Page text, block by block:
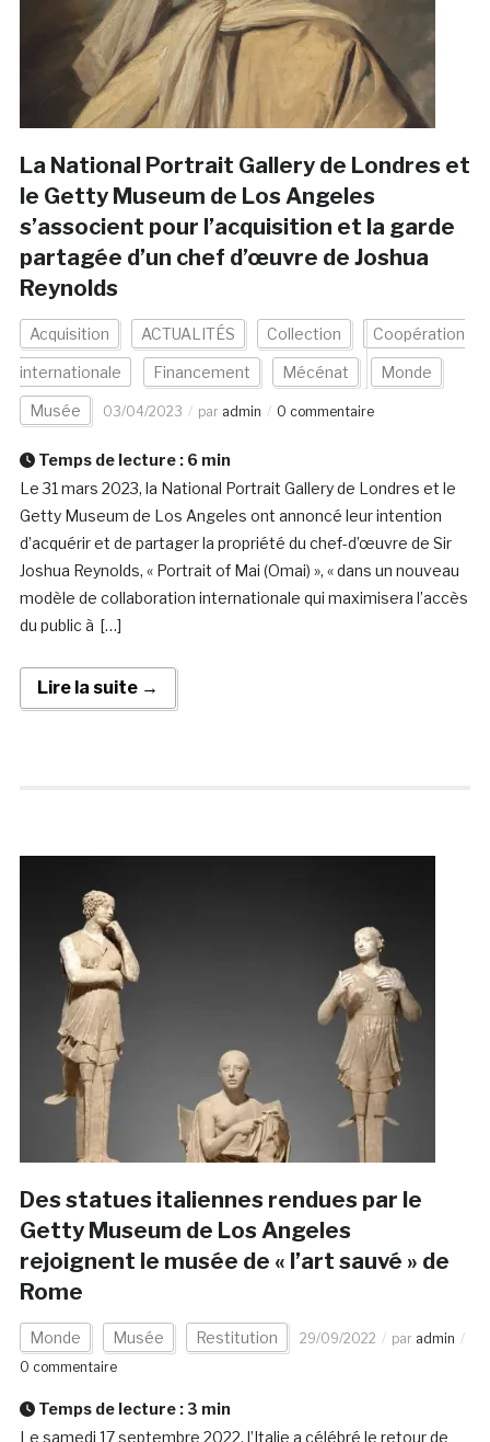
La National Portrait Gallery de Londres et
le Getty Museum de Los Angeles
s’associent pour l’acquisition et la garde
partagée d’un chef d’œuvre de Joshua
Reynolds
Acquisition ACTUALITÉS Collection Coopération
internationale Financement Mécénat Monde
Musée 03/04/2023 par admin 0 commentaire
Temps de lecture : 6 min
Le 31 mars 2023, la National Portrait Gallery de Londres et le
Getty Museum de Los Angeles ont annoncé leur intention
d’acquérir et de partager la propriété du chef-d’œuvre de Sir
Joshua Reynolds, « Portrait of Mai (Omai) », « dans un nouveau
modèle de collaboration internationale qui maximisera l’accès
du public à […]
Lire la suite →
Des statues italiennes rendues par le
Getty Museum de Los Angeles
rejoignent le musée de « l’art sauvé » de
Rome
Monde Musée Restitution 29/09/2022 par admin
0 commentaire
Temps de lecture : 3 min
Le samedi 17 septembre 2022, l’Italie a célébré le retour de